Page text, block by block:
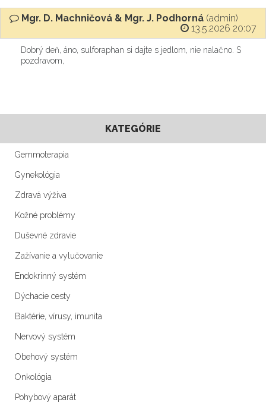
Mgr. D. Machničová & Mgr. J. Podhorná (admin)
13.5.2026 20:07
Dobrý deň, áno, sulforaphan si dajte s jedlom, nie nalačno. S
pozdravom,
KATEGÓRIE
Gemmoterapia
Gynekológia
Zdravá výživa
Kožné problémy
Duševné zdravie
Zažívanie a vylučovanie
Endokrinný systém
Dýchacie cesty
Baktérie, vírusy, imunita
Nervový systém
Obehový systém
Onkológia
Pohybový aparát